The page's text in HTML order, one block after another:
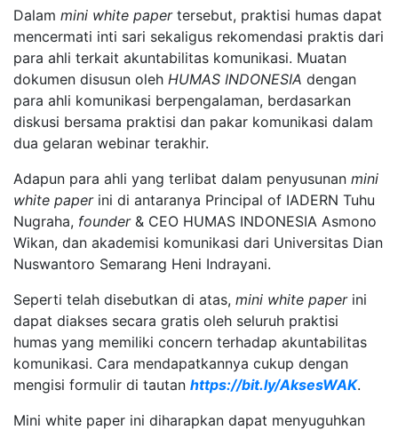
Dalam mini white papertersebut, praktisi humas dapat
mencermati inti sari sekaligus rekomendasi praktis dari
para ahli terkait akuntabilitas komunikasi. Muatan
dokumen disusun oleh HUMAS INDONESIA dengan
para ahli komunikasi berpengalaman, berdasarkan
diskusi bersama praktisi dan pakar komunikasi dalam
dua gelaran webinar terakhir.
Adapun para ahli yang terlibat dalam penyusunan mini
white paperini di antaranya Principal of IADERN Tuhu
Nugraha, founder& CEO HUMAS INDONESIA Asmono
Wikan, dan akademisi komunikasi dari Universitas Dian
Nuswantoro Semarang Heni Indrayani.
Seperti telah disebutkan di atas, mini white paperini
dapat diakses secara gratis oleh seluruh praktisi
humas yang memiliki concern terhadap akuntabilitas
komunikasi. Cara mendapatkannya cukup dengan
mengisi formulir di tautan https://bit.ly/AksesWAK.
Mini white paper ini diharapkan dapat menyuguhkan